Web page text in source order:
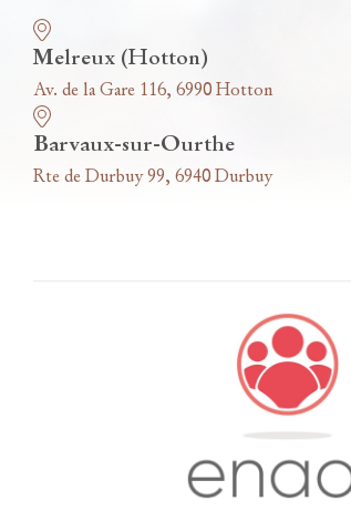
Melreux (Hotton)
Av. de la Gare 116, 6990 Hotton
Barvaux-sur-Ourthe
Rte de Durbuy 99, 6940 Durbuy